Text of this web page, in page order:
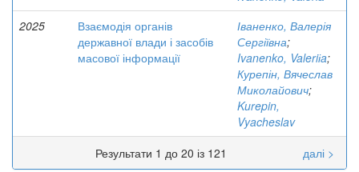
2025
Взаємодія органів
державної влади і засобів
масової інформації
Іваненко, Валерія
Сергіївна;
Ivanenko, Valeriіa;
Курепін, Вячеслав
Миколайович;
Kurepin,
Vyacheslav
Результати 1 до 20 із 121
далі >